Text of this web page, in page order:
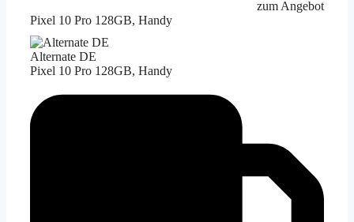
zum Angebot
Pixel 10 Pro 128GB, Handy
Alternate DE
Pixel 10 Pro 128GB, Handy